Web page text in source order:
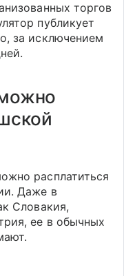
торгов
публикует
за исключением
расплатиться
Даже в
Словакия,
ее в обычных